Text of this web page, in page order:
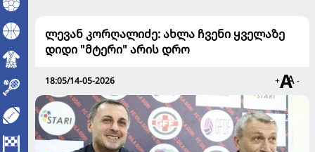
ლევან კორღალიძე: ახლა ჩვენი ყველაზე
დიდი "მტერი" არის დრო
18:05/14-05-2026 + -